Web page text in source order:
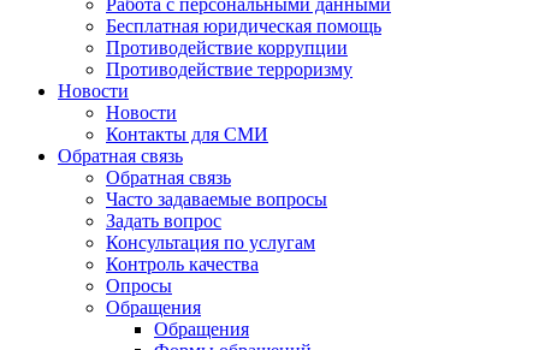
Бесплатная юридическая помощь
Противодействие коррупции
Противодействие терроризму
Новости
Новости
Контакты для СМИ
Обратная связь
Обратная связь
Часто задаваемые вопросы
Задать вопрос
Консультация по услугам
Контроль качества
Опросы
Обращения
Обращения